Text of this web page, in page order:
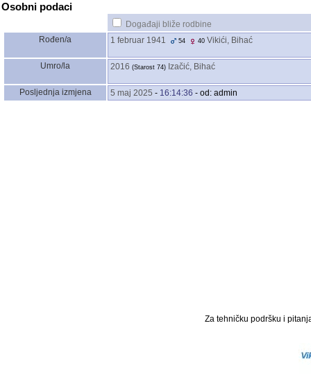
Osobni podaci
Događaji bliže rodbine
Rođen/a
1 februar 1941 54 40 Vikići, Bihać
Umro/la 2016 ‎(Starost 74)‎ Izačić, Bihać
Posljednja izmjena 5 maj 2025 - 16:14:36 - od: admin
Za tehničku podršku i